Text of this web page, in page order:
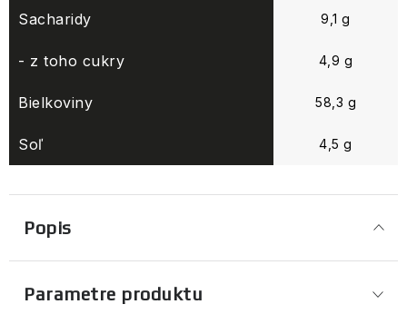
Sacharidy 9,1 g
- z toho cukry 4,9 g
Bielkoviny 58,3 g
Soľ 4,5 g
Popis
Parametre produktu